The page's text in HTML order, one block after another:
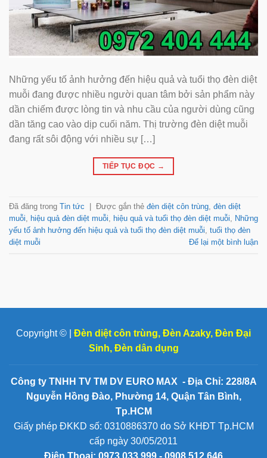
Những yếu tố ảnh hưởng đến hiệu quả và tuổi thọ đèn diệt
muỗi đang được nhiều người quan tâm bởi sản phẩm này
dần chiếm được lòng tin và nhu cầu của người dùng cũng
dần tăng cao vào dịp cuối năm. Thị trường đèn diệt muỗi
đang rất sôi động với nhiều sự […]
TIẾP TỤC ĐỌC →
Đã đăng trong Tin tức Được gắn thẻ đèn diệt côn trùng, đèn diệt
muỗi, hiệu quả đèn diệt muỗi, hiệu quả và tuổi thọ đèn diệt muỗi, Những
yếu tố ảnh hưởng đến hiệu quả và tuổi thọ đèn diệt muỗi, tuổi thọ đèn
diệt muỗi
Để lại một bình luận
Copyright © | Đèn diệt côn trùng, Đèn Azaky, Đèn Đại
Sinh, Đèn dân dụng
Công ty TNHH TV TM DV EURO MAX - Địa Chỉ: 228/8A
Nguyễn Hồng Đào, Phường 14, Quận Tân Bình,
Tp.HCM
Giấy phép ĐKKD số: 0310886370 do Sở KHĐT Tp.HCM
cấp ngày 30/05/2011
Điện Thoại: 0973 033 999 - 0908 512 646